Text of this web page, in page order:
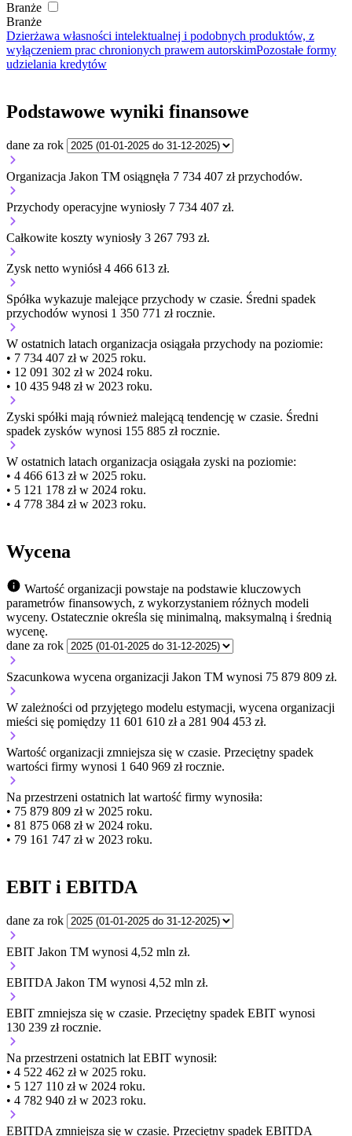
Branże
Branże
Dzierżawa własności intelektualnej i podobnych produktów, z
wyłączeniem prac chronionych prawem autorskimPozostałe formy
udzielania kredytów
Podstawowe wyniki finansowe
dane za rok
Organizacja Jakon TM osiągnęła 7 734 407 zł przychodów.
Przychody operacyjne wyniosły 7 734 407 zł.
Całkowite koszty wyniosły 3 267 793 zł.
Zysk netto wyniósł 4 466 613 zł.
Spółka wykazuje malejące przychody w czasie. Średni spadek
przychodów wynosi 1 350 771 zł rocznie.
W ostatnich latach organizacja osiągała przychody na poziomie:
• 7 734 407 zł w 2025 roku.
• 12 091 302 zł w 2024 roku.
• 10 435 948 zł w 2023 roku.
Zyski spółki mają również malejącą tendencję w czasie. Średni
spadek zysków wynosi 155 885 zł rocznie.
W ostatnich latach organizacja osiągała zyski na poziomie:
• 4 466 613 zł w 2025 roku.
• 5 121 178 zł w 2024 roku.
• 4 778 384 zł w 2023 roku.
Wycena
Wartość organizacji powstaje na podstawie kluczowych
parametrów finansowych, z wykorzystaniem różnych modeli
wyceny. Ostatecznie określa się minimalną, maksymalną i średnią
wycenę.
dane za rok
Szacunkowa wycena organizacji Jakon TM wynosi 75 879 809 zł.
W zależności od przyjętego modelu estymacji, wycena organizacji
mieści się pomiędzy 11 601 610 zł a 281 904 453 zł.
Wartość organizacji zmniejsza się w czasie. Przeciętny spadek
wartości firmy wynosi 1 640 969 zł rocznie.
Na przestrzeni ostatnich lat wartość firmy wynosiła:
• 75 879 809 zł w 2025 roku.
• 81 875 068 zł w 2024 roku.
• 79 161 747 zł w 2023 roku.
EBIT i EBITDA
dane za rok
EBIT Jakon TM wynosi 4,52 mln zł.
EBITDA Jakon TM wynosi 4,52 mln zł.
EBIT zmniejsza się w czasie. Przeciętny spadek EBIT wynosi
130 239 zł rocznie.
Na przestrzeni ostatnich lat EBIT wynosił:
• 4 522 462 zł w 2025 roku.
• 5 127 110 zł w 2024 roku.
• 4 782 940 zł w 2023 roku.
EBITDA zmniejsza się w czasie. Przeciętny spadek EBITDA